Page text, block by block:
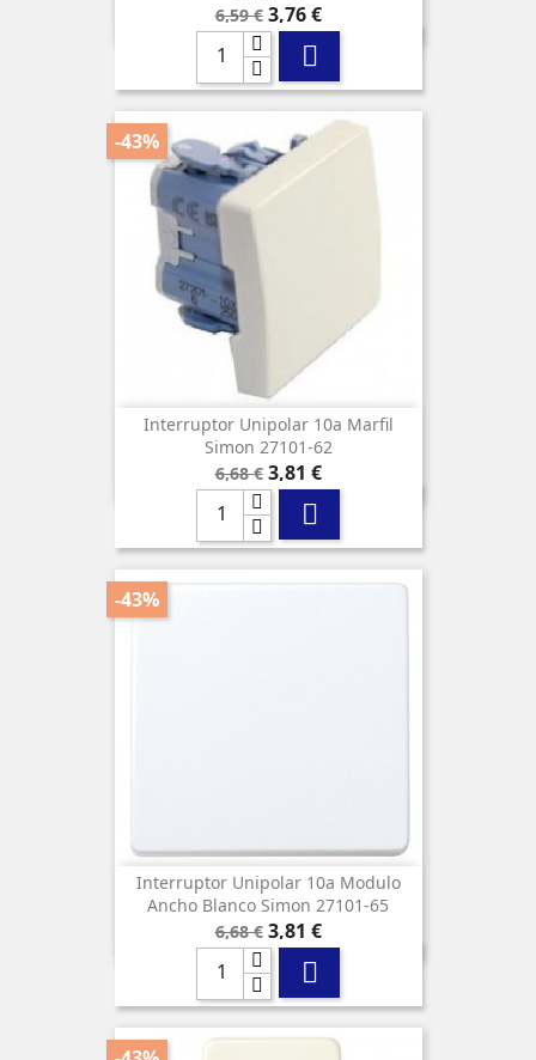
Precio
base
6,59 € Precio
3,76 €

Interruptor Unipolar 10a Marfil
Simon 27101-62
Precio
base
6,68 €
-43%
Precio
3,81 €

Interruptor Unipolar 10a Modulo
Ancho Blanco Simon 27101-65
Precio
base
6,68 €
-43%
Precio
3,81 €
